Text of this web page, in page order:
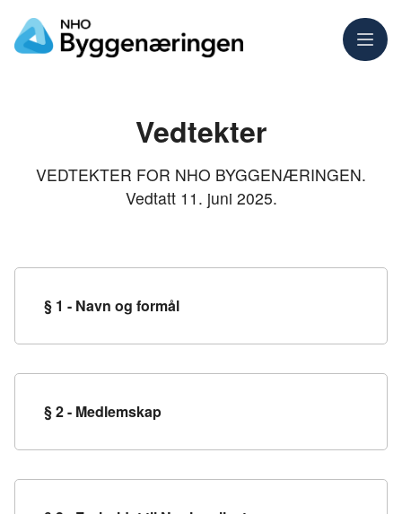
Meny
Vedtekter
VEDTEKTER FOR NHO BYGGENÆRINGEN.
Vedtatt 11. juni 2025.
§ 1 - Navn og formål
§ 2 - Medlemskap